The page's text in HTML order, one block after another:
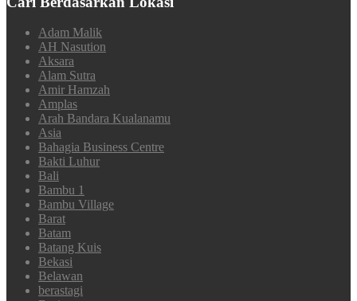
Adam Malik
AH Nasution
Aksara
Alam Sutra
Amir Hamzah
Amplas
Arah Bandara Kualanamu
Asia
Bahagia Business Centre
Bakti Luhur
Bali
Bambu 1
Bambu Village
Barat
Batam
Batang Kuis
Bekasi
Belawan
berastagi